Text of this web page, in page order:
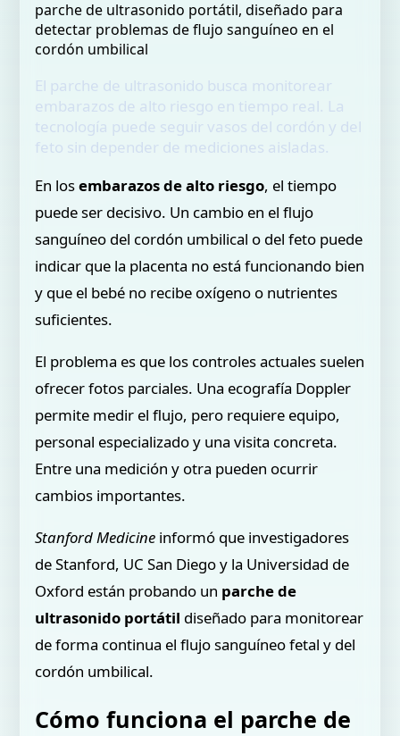
El parche de ultrasonido busca monitorear
embarazos de alto riesgo en tiempo real. La
tecnología puede seguir vasos del cordón y del
feto sin depender de mediciones aisladas.
En losembarazos de alto riesgo, el tiempo
puede ser decisivo. Un cambio en el flujo
sanguíneo del cordón umbilical o del feto puede
indicar que la placenta no está funcionando bien
y que el bebé no recibe oxígeno o nutrientes
suficientes.
El problema es que los controles actuales suelen
ofrecer fotos parciales. Una ecografía Doppler
permite medir el flujo, pero requiere equipo,
personal especializado y una visita concreta.
Entre una medición y otra pueden ocurrir
cambios importantes.
Stanford Medicine informó que investigadores
de Stanford, UC San Diego y la Universidad de
Oxford están probando un parche de
ultrasonido portátil diseñado para monitorear
de forma continua el flujo sanguíneo fetal y del
cordón umbilical.
Cómo funciona el parche de